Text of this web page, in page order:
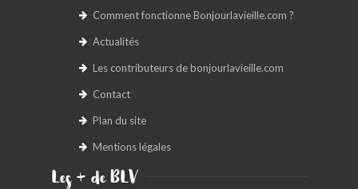
BONJOURLAVIEILLE ?
COMMENT FONCTIONNE BLV ?
Comment fonctionne Bonjourlavieille.com ?
Actualités
Les contributeurs de bonjourlavieille.com
Contact
Plan du site
Mentions légales
Les + de BLV